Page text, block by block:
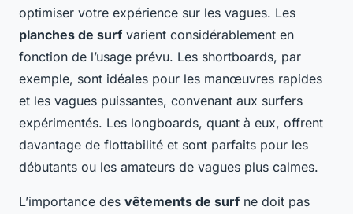
optimiser votre expérience sur les vagues. Les
planches de surf varient considérablement en
fonction de l’usage prévu. Les shortboards, par
exemple, sont idéales pour les manœuvres rapides
et les vagues puissantes, convenant aux surfers
expérimentés. Les longboards, quant à eux, offrent
davantage de flottabilité et sont parfaits pour les
débutants ou les amateurs de vagues plus calmes.
L’importance des vêtements de surf ne doit pas